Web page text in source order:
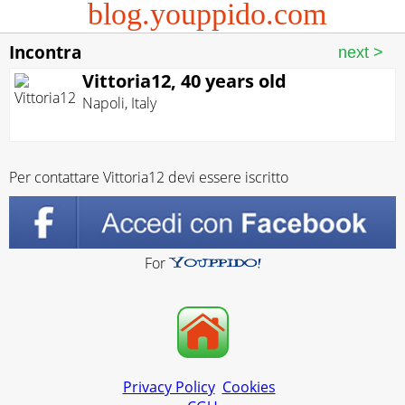
blog.youppido.com
Incontra
Vittoria12, 40 years old
Napoli, Italy
Per contattare Vittoria12 devi essere iscritto
For
Privacy Policy Cookies